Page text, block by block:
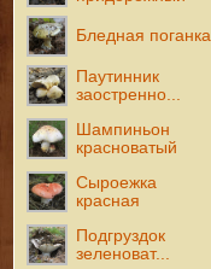
Бледная поганка
Паутинник
заостренно...
Шампиньон
красноватый
Сыроежка
красная
Подгруздок
зеленоват...